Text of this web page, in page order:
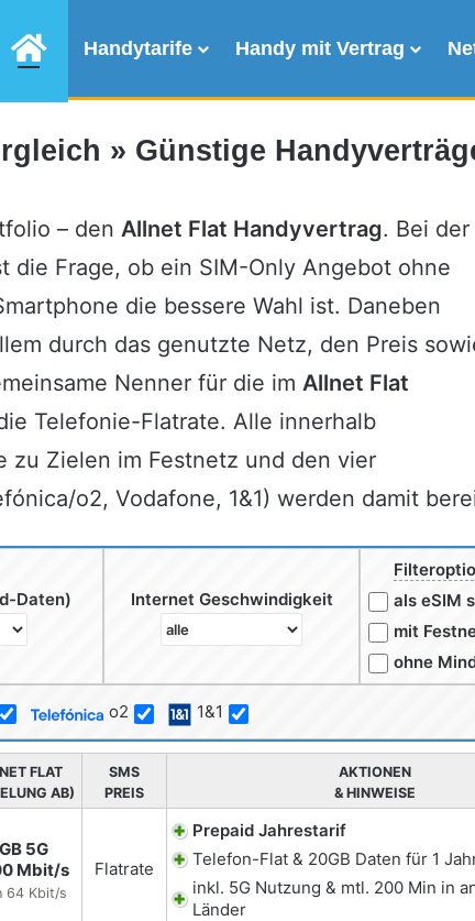
Allnet Flat Vergleich
Handytarife Handy mit Vertrag
» Günstige
– den Allnet Flat Handyvertrag. Bei der
die Frage, ob ein SIM-Only Angebot ohne
die bessere Wahl ist. Daneben
durch das genutzte Netz, den Preis
Nenner für die im Allnet Flat
Telefonie-Flatrate. Alle innerhalb
zu Zielen im Festnetz und den vier
o2, Vodafone, 1&1) werden damit
Daten) Internet Geschwindigkeit
als eSIM
mit
ohne
o2 1&1
FLAT
AB)
SMS
PREIS
AKTIONEN
& HINWEISE
5G
Mbit/s
64 Kbit/s
Flatrate
Prepaid Jahrestarif
Telefon-Flat & 20GB Daten für 1
inkl. 5G Nutzung & mtl. 200 Min in
Länder